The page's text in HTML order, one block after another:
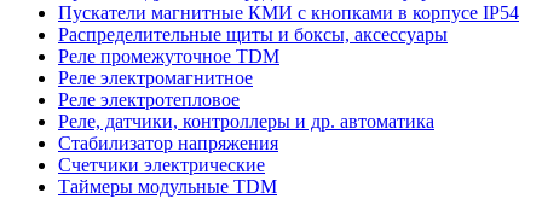
Пускатели магнитные КМИ с кнопками в корпусе IP54
Распределительные щиты и боксы, аксессуары
Реле промежуточное TDM
Реле электромагнитное
Реле электротепловое
Реле, датчики, контроллеры и др. автоматика
Стабилизатор напряжения
Счетчики электрические
Таймеры модульные TDM